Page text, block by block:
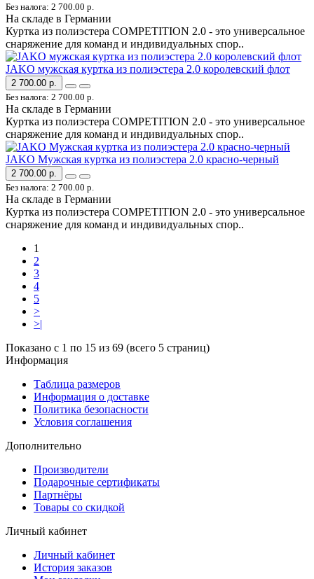
Без налога: 2 700.00 р.
На складе в Германии
Куртка из полиэстера COMPETITION 2.0 - это универсальное
снаряжение для команд и индивидуальных спор..
JAKO мужская куртка из полиэстера 2.0 королевский флот
2 700.00 р.
Без налога: 2 700.00 р.
На складе в Германии
Куртка из полиэстера COMPETITION 2.0 - это универсальное
снаряжение для команд и индивидуальных спор..
JAKO Мужская куртка из полиэстера 2.0 красно-черный
2 700.00 р.
Без налога: 2 700.00 р.
На складе в Германии
Куртка из полиэстера COMPETITION 2.0 - это универсальное
снаряжение для команд и индивидуальных спор..
1
2
3
4
5
>
>|
Показано с 1 по 15 из 69 (всего 5 страниц)
Информация
Таблица размеров
Информация о доставке
Политика безопасности
Условия соглашения
Дополнительно
Производители
Подарочные сертификаты
Партнёры
Товары со скидкой
Личный кабинет
Личный кабинет
История заказов